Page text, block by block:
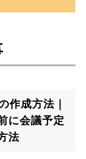
作成方法｜
に会議予定
法